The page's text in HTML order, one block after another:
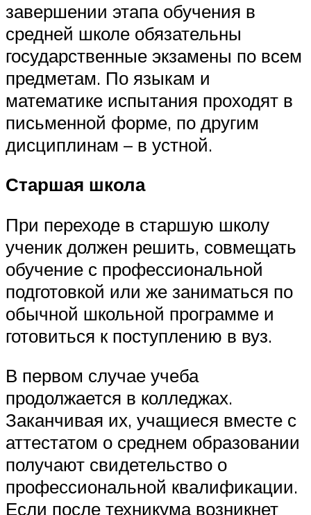
завершении этапа обучения в
средней школе обязательны
государственные экзамены по всем
предметам. По языкам и
математике испытания проходят в
письменной форме, по другим
дисциплинам – в устной.
Старшая школа
При переходе в старшую школу
ученик должен решить, совмещать
обучение с профессиональной
подготовкой или же заниматься по
обычной школьной программе и
готовиться к поступлению в вуз.
В первом случае учеба
продолжается в колледжах.
Заканчивая их, учащиеся вместе с
аттестатом о среднем образовании
получают свидетельство о
профессиональной квалификации.
Если после техникума возникнет